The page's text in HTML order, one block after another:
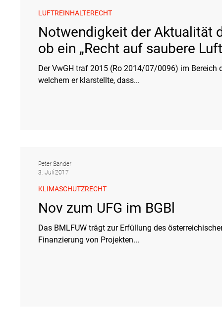
Notwendigkeit der Aktualität
ob ein „Recht auf saubere
Der VwGH traf 2015 (Ro 2014/07/0096) im
welchem er klarstellte, dass...
LUFTREINHALTERECHT
Nov zum UFG im BGBl
Das BMLFUW trägt zur Erfüllung des
Finanzierung von Projekten...
KLIMASCHUTZRECHT
Peter Sander
3. Juli 2017